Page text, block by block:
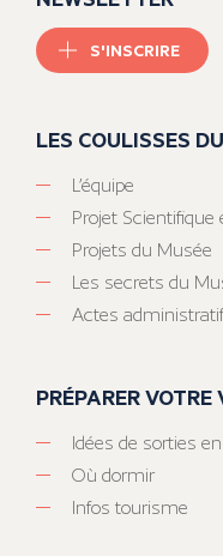
S'INSCRIRE
LES COULISSES
L’équipe
Projet Scientifique
Projets du Musée
Les secrets du
Actes
PRÉPARER VOTRE
Idées de sorties
Où dormir
Infos tourisme